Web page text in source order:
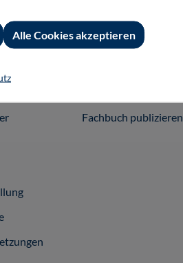
Fachbuch publizieren
Alle Cookies akzeptieren